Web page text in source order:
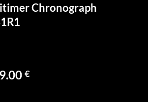
Chronograph
€Aktueller